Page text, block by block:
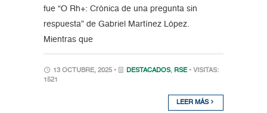
fue “O Rh+: Crónica de una pregunta sin
respuesta” de Gabriel Martínez López.
Mientras que
13 OCTUBRE, 2025 • DESTACADOS, RSE • VISITAS:
1521
LEER MÁS